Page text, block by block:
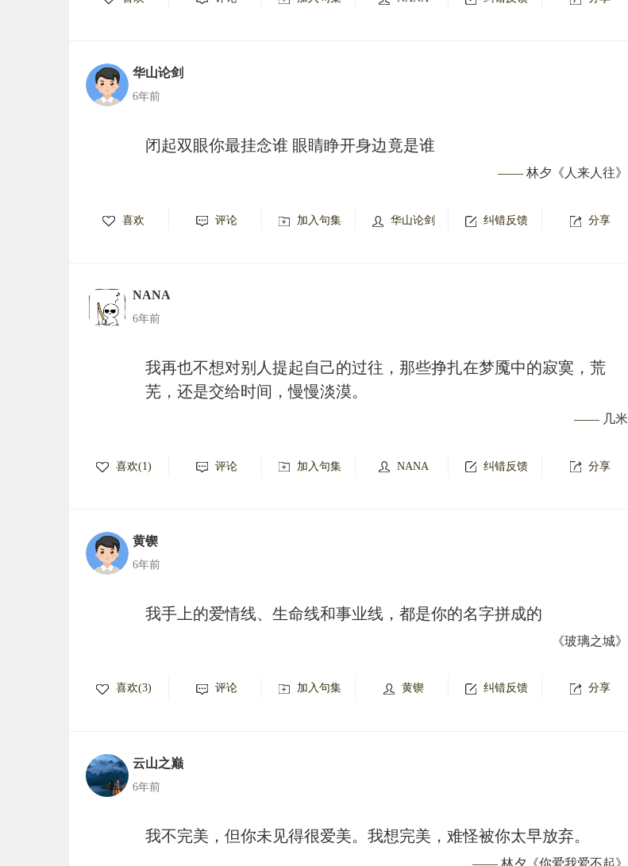
华山论剑
6年前
闭起双眼你最挂念谁 眼睛睁开身边竟是谁
—— 林夕 《人来人往》
喜欢 评论 加入句集 华山论剑 纠错反馈 分享
NANA
6年前
我再也不想对别人提起自己的过往，那些挣扎在梦魇中的寂寞，荒
芜，还是交给时间，慢慢淡漠。
—— 几米
喜欢(1) 评论 加入句集 NANA 纠错反馈 分享
黄锲
6年前
我手上的爱情线、生命线和事业线，都是你的名字拼成的
《玻璃之城》
喜欢(3) 评论 加入句集 黄锲 纠错反馈 分享
云山之巅
6年前
我不完美，但你未见得很爱美。我想完美，难怪被你太早放弃。
—— 林夕 《你爱我爱不起》